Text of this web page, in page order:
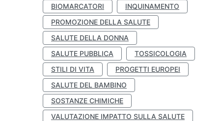
BIOMARCATORI
INQUINAMENTO
PROMOZIONE DELLA SALUTE
SALUTE DELLA DONNA
SALUTE PUBBLICA
TOSSICOLOGIA
STILI DI VITA
PROGETTI EUROPEI
SALUTE DEL BAMBINO
SOSTANZE CHIMICHE
VALUTAZIONE IMPATTO SULLA SALUTE